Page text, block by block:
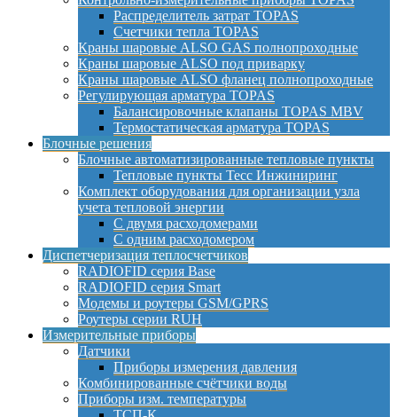
Распределитель затрат TOPAS
Счетчики тепла TOPAS
Краны шаровые ALSO GAS полнопроходные
Краны шаровые ALSO под приварку
Краны шаровые ALSO фланец полнопроходные
Регулирующая арматура TOPAS
Балансировочные клапаны TOPAS MBV
Термостатическая арматура TOPAS
Блочные решения
Блочные автоматизированные тепловые пункты
Тепловые пункты Тесс Инжиниринг
Комплект оборудования для организации узла
учета тепловой энергии
С двумя расходомерами
С одним расходомером
Диспетчеризация теплосчетчиков
RADIOFID серия Base
RADIOFID серия Smart
Модемы и роутеры GSM/GPRS
Роутеры серии RUH
Измерительные приборы
Датчики
Приборы измерения давления
Комбинированные счётчики воды
Приборы изм. температуры